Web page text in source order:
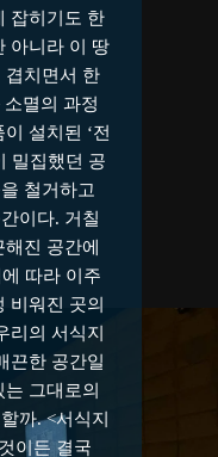
잡히기도 한
아니라 이 땅
겹치면서 한
소멸의 과정
설치된 ‘전
밀집했던 공
철거하고
이다. 거칠
진 공간에
따라 이주
비워진 곳의
리의 서식지
끈한 공간일
그대로의
까. <서식지
이든 결국